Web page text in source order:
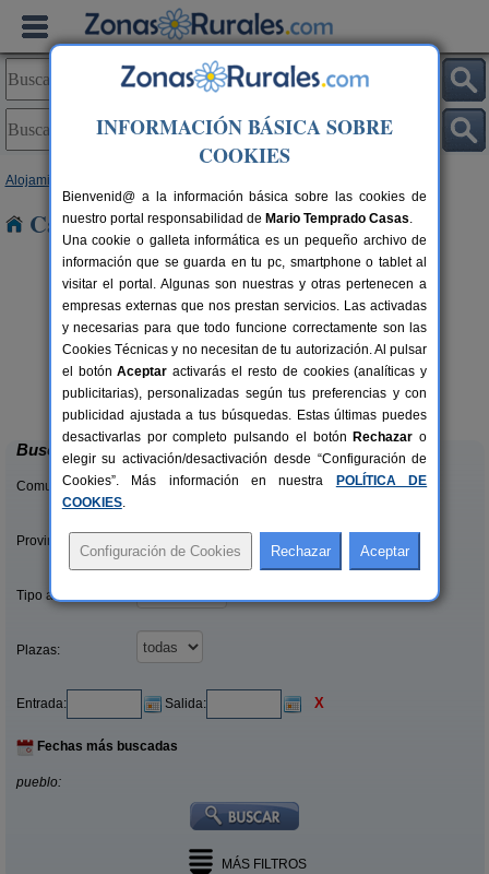
Alojamientos
Casas Rurales cerca de Nistal
8+1 pers.
desde27 €
Complejo Rural Aguas Frías
La Omañuela (León)
Buscar
Comunidades:
Provincias/Islas:
Tipo alquiler:
Plazas:
Entrada: Salida: X
Fechas más buscadas
pueblo:
MÁS FILTROS
INFORMACIÓN BÁSICA SOBRE
COOKIES
Bienvenid@ a la información básica sobre las cookies de
nuestro portal responsabilidad de Mario Temprado Casas.
Una cookie o galleta informática es un pequeño archivo de
información que se guarda en tu pc, smartphone o tablet al
visitar el portal. Algunas son nuestras y otras pertenecen a
empresas externas que nos prestan servicios. Las activadas
y necesarias para que todo funcione correctamente son las
Cookies Técnicas y no necesitan de tu autorización. Al pulsar
el botónAceptar activarás el resto de cookies (analíticas y
publicitarias), personalizadas según tus preferencias y con
publicidad ajustada a tus búsquedas. Estas últimas puedes
desactivarlas por completo pulsando el botón Rechazar o
elegir su activación/desactivación desde “Configuración de
Cookies”. Más información en nuestra
POLÍTICA DE
COOKIES.